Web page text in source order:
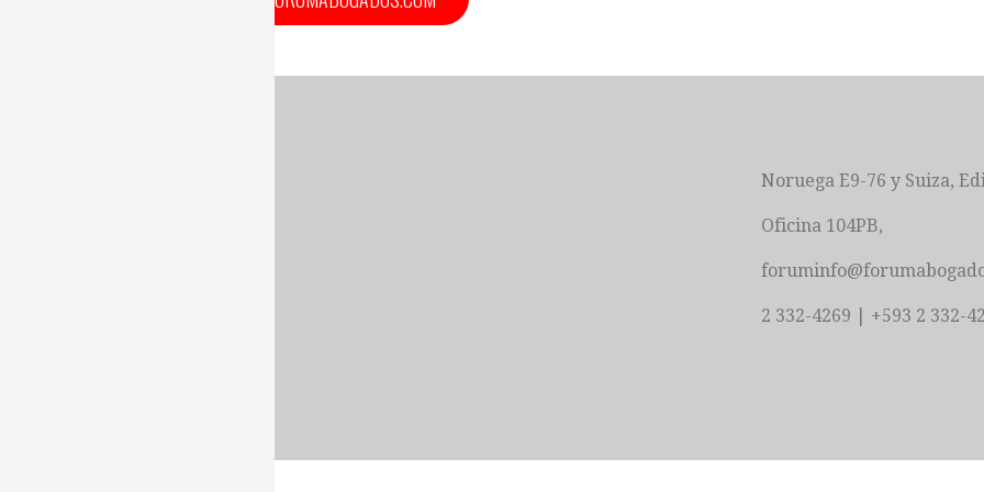
Noruega E9-76 y Suiza,
Oficina 104PB,
2 332-4269 | +593 2 332-